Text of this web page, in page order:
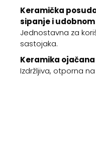
Keramička
sipanje i
Jednostavna za
sastojaka.
Keramika
Izdržljiva, otporna